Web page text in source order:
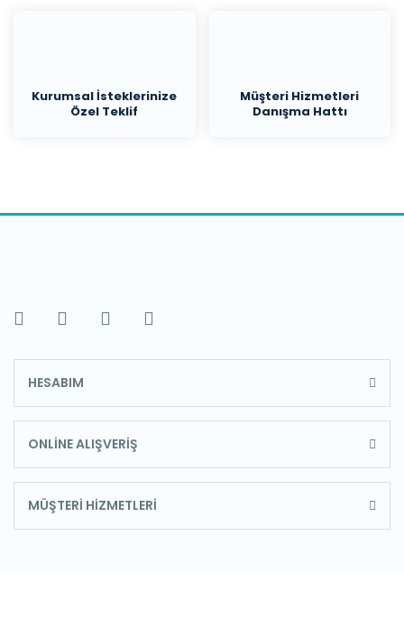
Kurumsal İsteklerinize
Özel Teklif
Müşteri Hizmetleri
Danışma Hattı
HESABIM
ONLİNE ALIŞVERİŞ
MÜŞTERİ HİZMETLERİ